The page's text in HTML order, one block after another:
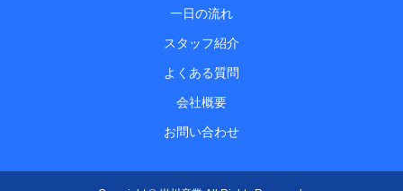
一日の流れ
スタッフ紹介
よくある質問
会社概要
お問い合わせ